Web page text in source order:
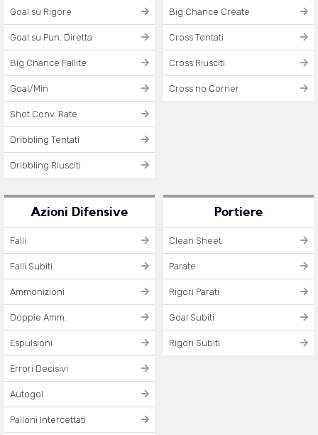
Goal su Rigore
Goal su Pun. Diretta
Big Chance Fallite
Goal/Min
Shot Conv. Rate
Dribbling Tentati
Dribbling Riusciti
Big Chance Create
Cross Tentati
Cross Riusciti
Cross no Corner
Azioni Difensive
Falli
Falli Subiti
Ammonizioni
Doppie Amm.
Espulsioni
Errori Decisivi
Autogol
Palloni Intercettati
Portiere
Clean Sheet
Parate
Rigori Parati
Goal Subiti
Rigori Subiti